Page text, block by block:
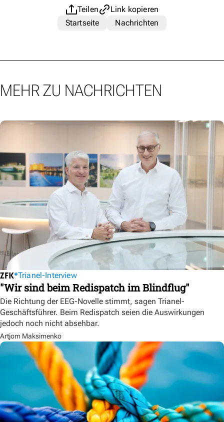
Teilen
Link kopieren
Startseite
Nachrichten
MEHR ZU NACHRICHTEN
Trianel-Interview
"Wir sind beim Redispatch im Blindflug"
Die Richtung der EEG-Novelle stimmt, sagen Trianel-
Geschäftsführer. Beim Redispatch seien die Auswirkungen
jedoch noch nicht absehbar.
Artjom Maksimenko